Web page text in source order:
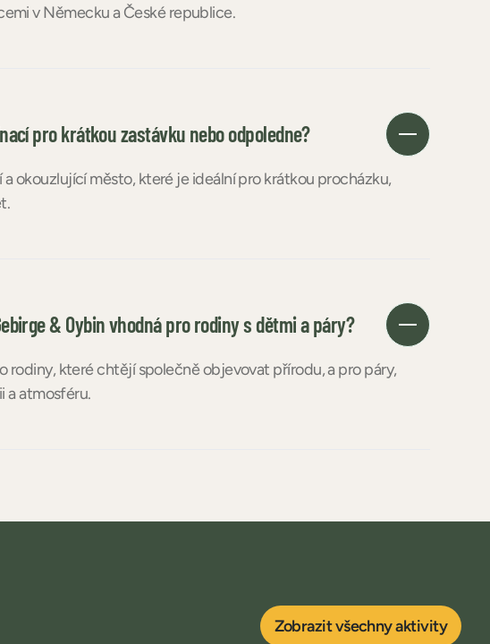
v Německu a České republice.
pro krátkou zastávku nebo odpoledne?
okouzlující město, které je ideální pro krátkou procházku,
& Oybin vhodná pro rodiny s dětmi a páry?
rodiny, které chtějí společně objevovat přírodu, a pro páry,
a atmosféru.
Zobrazit všechny aktivity